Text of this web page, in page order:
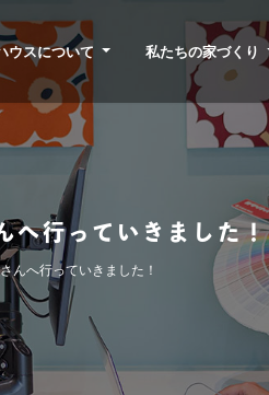
ウスについて 私たちの家づくり
行っていきました！
んへ行っていきました！